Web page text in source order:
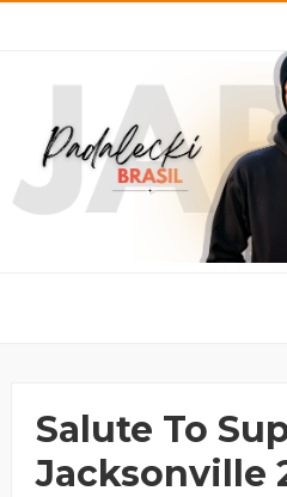
Salute To
Jacksonville